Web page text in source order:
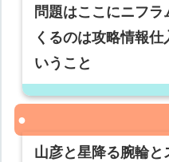
問題はここにニフ
くるのは攻略情報
いうこと
山彦と星降る腕輪と